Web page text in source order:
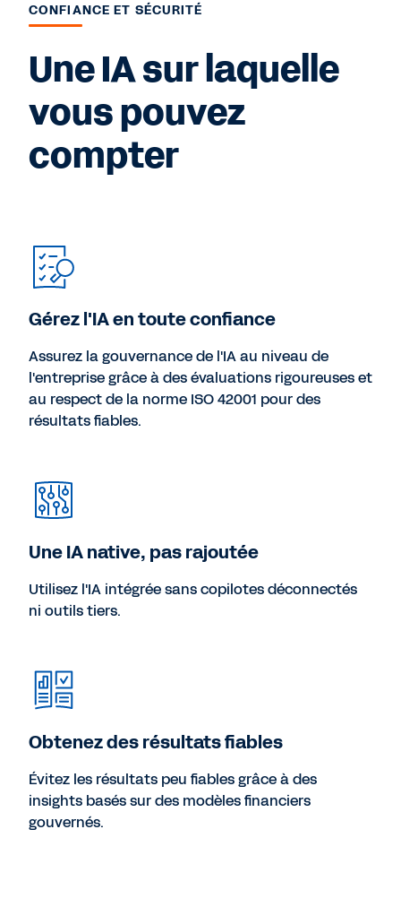
CONFIANCE ET SÉCURITÉ
Une IA sur laquelle
vous pouvez
compter
Gérez l'IA en toute confiance
Assurez la gouvernance de l'IA au niveau de
l'entreprise grâce à des évaluations rigoureuses et
au respect de la norme ISO 42001 pour des
résultats fiables.
Une IA native, pas rajoutée
Utilisez l'IA intégrée sans copilotes déconnectés
ni outils tiers.
Obtenez des résultats fiables
Évitez les résultats peu fiables grâce à des
insights basés sur des modèles financiers
gouvernés.